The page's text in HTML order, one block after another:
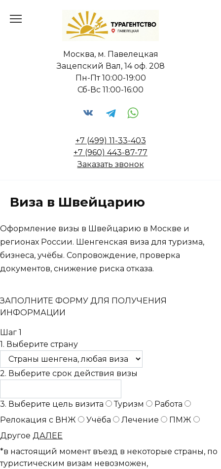
Москва, м. Павелецкая
Зацепский Вал, 14 оф. 208
Пн-Пт 10:00-19:00
Сб-Вс 11:00-16:00
+7 (499) 11-33-403
+7 (960) 443-87-77
Заказать звонок
Виза в Швейцарию
Оформление визы в Швейцарию в Москве и
регионах России. Шенгенская виза для туризма,
бизнеса, учёбы. Сопровождение, проверка
документов, снижение риска отказа.
ЗАПОЛНИТЕ ФОРМУ ДЛЯ ПОЛУЧЕНИЯ
ИНФОРМАЦИИ
Шаг 1
1. Выберите страну
2. Выберите срок действия визы
3. Выберите цель визита Туризм
Работа
Релокация с ВНЖ
Учёба Лечение
ПМЖ
Другое ДАЛЕЕ
*в настоящий момент въезд в некоторые страны, по
туристическим визам невозможен,